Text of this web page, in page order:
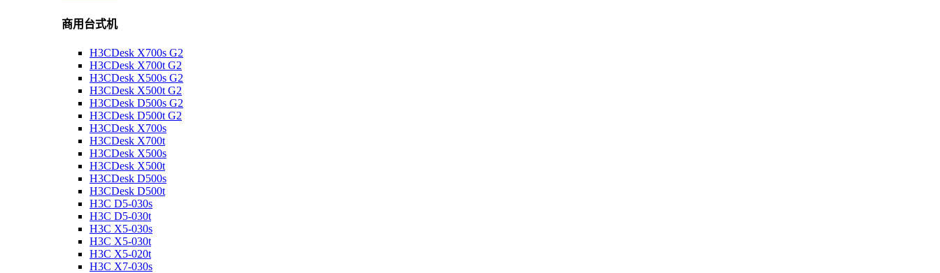
商用台式机
H3CDesk X700s G2
H3CDesk X700t G2
H3CDesk X500s G2
H3CDesk X500t G2
H3CDesk D500s G2
H3CDesk D500t G2
H3CDesk X700s
H3CDesk X700t
H3CDesk X500s
H3CDesk X500t
H3CDesk D500s
H3CDesk D500t
H3C D5-030s
H3C D5-030t
H3C X5-030s
H3C X5-030t
H3C X5-020t
H3C X7-030s